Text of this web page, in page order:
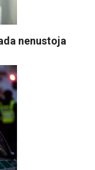
nenustoja